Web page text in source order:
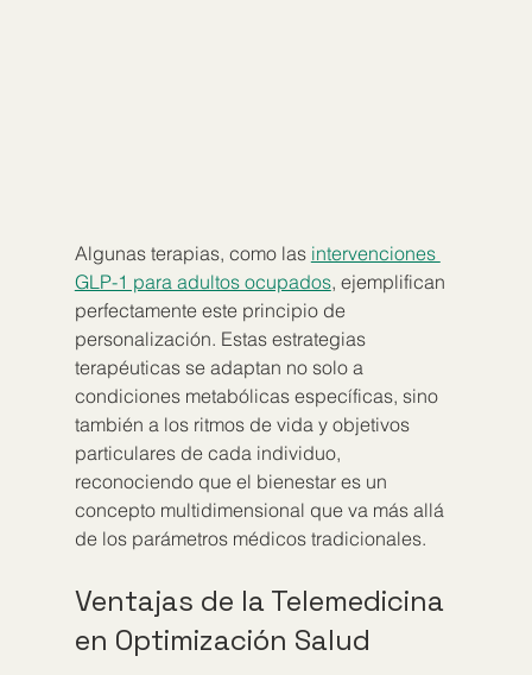
Algunas terapias, como las intervenciones
GLP-1 para adultos ocupados, ejemplifican
perfectamente este principio de
personalización. Estas estrategias
terapéuticas se adaptan no solo a
condiciones metabólicas específicas, sino
también a los ritmos de vida y objetivos
particulares de cada individuo,
reconociendo que el bienestar es un
concepto multidimensional que va más allá
de los parámetros médicos tradicionales.
Ventajas de la Telemedicina
en Optimización Salud